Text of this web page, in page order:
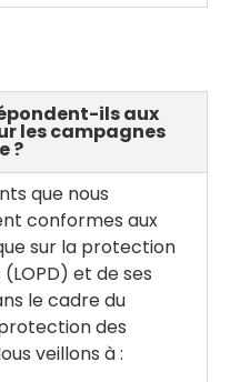
ils aux
les campagnes
?
que nous
conformes aux
sur la protection
et de ses
le cadre du
des
veillons à :